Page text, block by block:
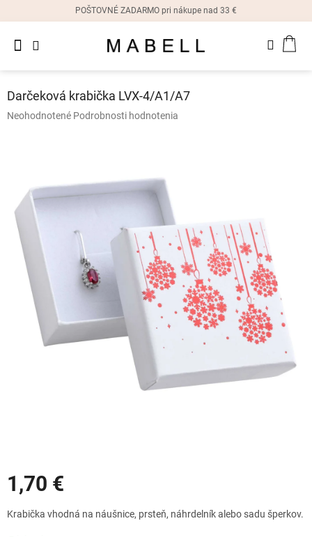
POŠTOVNÉ ZADARMO pri nákupe nad 33 €
Dámske
náušnice
Dámske
náhrdelníky
Dámske
hodinky
Ostatné
Zľavy
Darčeková krabička LVX-4/A1/A7
Priemerné
hviezdičiek.
Neohodnotené Podrobnosti hodnotenia
1,70 €
cena:
Krabička vhodná na náušnice, prsteň, náhrdelník alebo sadu šperkov.